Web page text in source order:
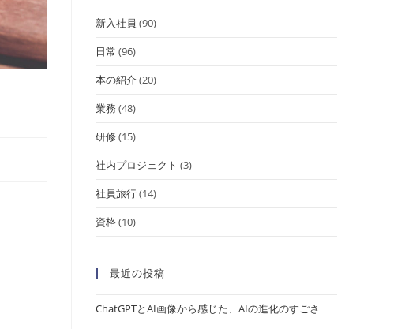
新入社員 (90)
日常 (96)
本の紹介(20)
業務(48)
研修(15)
社内プロジェクト (3)
社員旅行(14)
資格(10)
最近の投稿
ChatGPTとAI画像から感じた、AIの進化のすごさ